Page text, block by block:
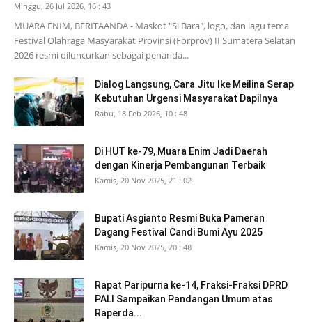
Minggu, 26 Jul 2026, 16 : 43
MUARA ENIM, BERITAANDA - Maskot "Si Bara", logo, dan lagu tema
Festival Olahraga Masyarakat Provinsi (Forprov) II Sumatera Selatan
2026 resmi diluncurkan sebagai penanda...
Dialog Langsung, Cara Jitu Ike Meilina Serap
Kebutuhan Urgensi Masyarakat Dapilnya
Rabu, 18 Feb 2026, 10 : 48
Di HUT ke-79, Muara Enim Jadi Daerah
dengan Kinerja Pembangunan Terbaik
Kamis, 20 Nov 2025, 21 : 02
Bupati Asgianto Resmi Buka Pameran
Dagang Festival Candi Bumi Ayu 2025
Kamis, 20 Nov 2025, 20 : 48
Rapat Paripurna ke-14, Fraksi-Fraksi DPRD
PALI Sampaikan Pandangan Umum atas
Raperda...